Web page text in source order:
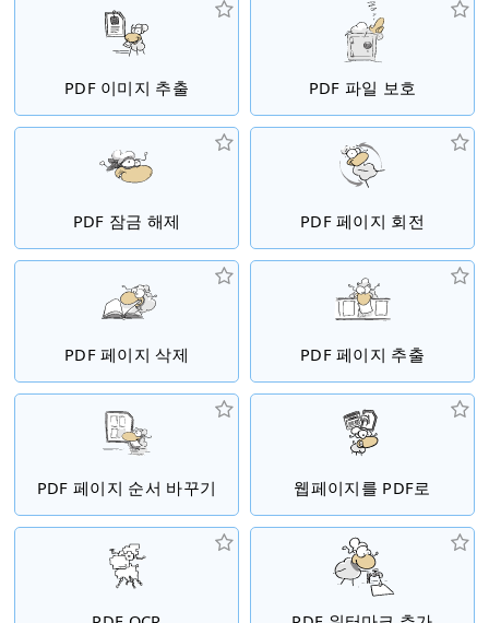
PDF 이미지 추출 PDF 파일 보호
PDF 잠금 해제 PDF 페이지 회전
PDF 페이지 삭제 PDF 페이지 추출
PDF 페이지 순서 바꾸기 웹페이지를 PDF로